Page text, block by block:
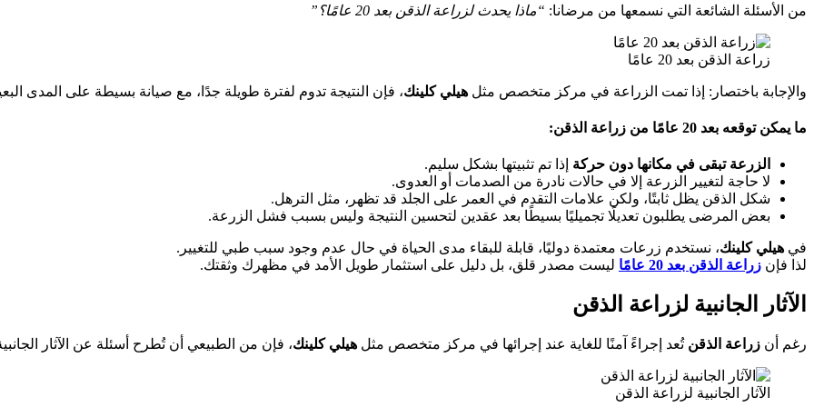
من الأسئلة الشائعة التي نسمعها من مرضانا: “ماذا يحدث لزراعة الذقن بعد 20 عامًا؟”
زراعة الذقن بعد 20 عامًا
والإجابة باختصار: إذا تمت الزراعة في مركز متخصص مثل هيلي كلينك، فإن النتيجة تدوم لفترة طويلة جدًا، مع صيانة بسيطة على المدى
ما يمكن توقعه بعد 20 عامًا من زراعة الذقن:
الزرعة تبقى في مكانها دون حركة إذا تم تثبيتها بشكل سليم.
لا حاجة لتغيير الزرعة إلا في حالات نادرة من الصدمات أو العدوى.
شكل الذقن يظل ثابتًا، ولكن علامات التقدم في العمر على الجلد قد تظهر، مثل الترهل.
بعض المرضى يطلبون تعديلًا تجميليًا بسيطًا بعد عقدين لتحسين النتيجة وليس بسبب فشل الزرعة.
في هيلي كلينك، نستخدم زرعات معتمدة دوليًا، قابلة للبقاء مدى الحياة في حال عدم وجود سبب طبي للتغيير.
لذا فإن زراعة الذقن بعد 20 عامًا ليست مصدر قلق، بل دليل على استثمار طويل الأمد في مظهرك وثقتك.
الآثار الجانبية لزراعة الذقن
رغم أن زراعة الذقن تُعد إجراءً آمنًا للغاية عند إجرائها في مركز متخصص مثل هيلي كلينك، فإن من الطبيعي أن تُطرح أسئلة عن الآثار
الآثار الجانبية لزراعة الذقن